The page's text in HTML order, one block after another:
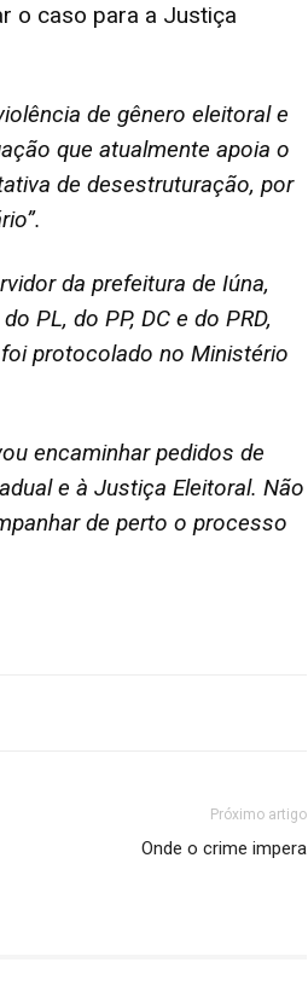
o caso para a Justiça
de gênero eleitoral e
que atualmente apoia o
de desestruturação, por
da prefeitura de Iúna,
PL, do PP, DC e do PRD,
protocolado no Ministério
encaminhar pedidos de
e à Justiça Eleitoral. Não
de perto o processo
Próximo artigo
Onde o crime impera